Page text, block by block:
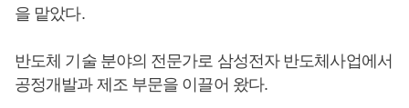
을 맡았다.
반도체 기술 분야의 전문가로 삼성전자 반도체사업에서
공정개발과 제조 부문을 이끌어 왔다.